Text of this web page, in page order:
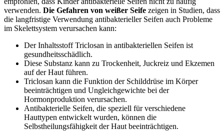
verwenden. Die Gefahren von weißer Seife zeigen in Studien, dass
die langfristige Verwendung antibakterieller Seifen auch Probleme
im Skelettsystem verursachen kann:
Der Inhaltsstoff Triclosan in antibakteriellen Seifen ist
gesundheitsschädlich.
Diese Substanz kann zu Trockenheit, Juckreiz und Ekzemen
auf der Haut führen.
Triclosan kann die Funktion der Schilddrüse im Körper
beeinträchtigen und Ungleichgewichte bei der
Hormonproduktion verursachen.
Antibakterielle Seifen, die speziell für verschiedene
Hauttypen entwickelt wurden, können die
Selbstheilungsfähigkeit der Haut beeinträchtigen.